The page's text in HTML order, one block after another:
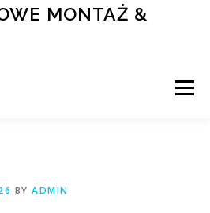
MONTAŻ &
Menu
BY ADMIN